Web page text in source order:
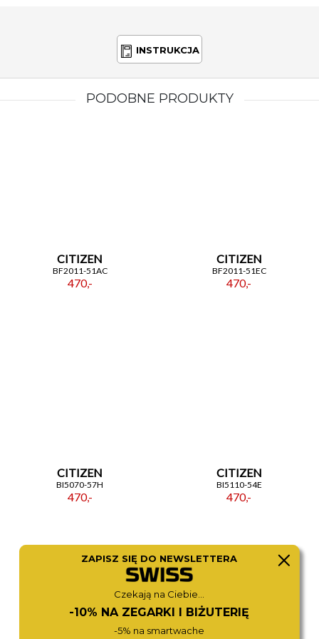
INSTRUKCJA
PODOBNE PRODUKTY
CITIZEN
BF2011-51AC
470,-
CITIZEN
BF2011-51EC
470,-
CITIZEN
BI5070-57H
470,-
CITIZEN
BI5110-54E
470,-
ZAPISZ SIĘ DO NEWSLETTERA
Czekają na Ciebie...
-10% NA ZEGARKI I BIŻUTERIĘ
-5% na smartwache